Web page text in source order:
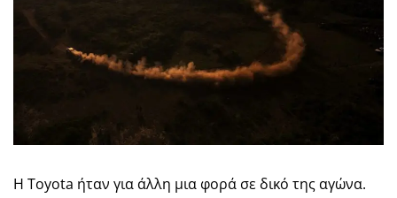
Η Toyota ήταν για άλλη μια φορά σε δικό της αγώνα.